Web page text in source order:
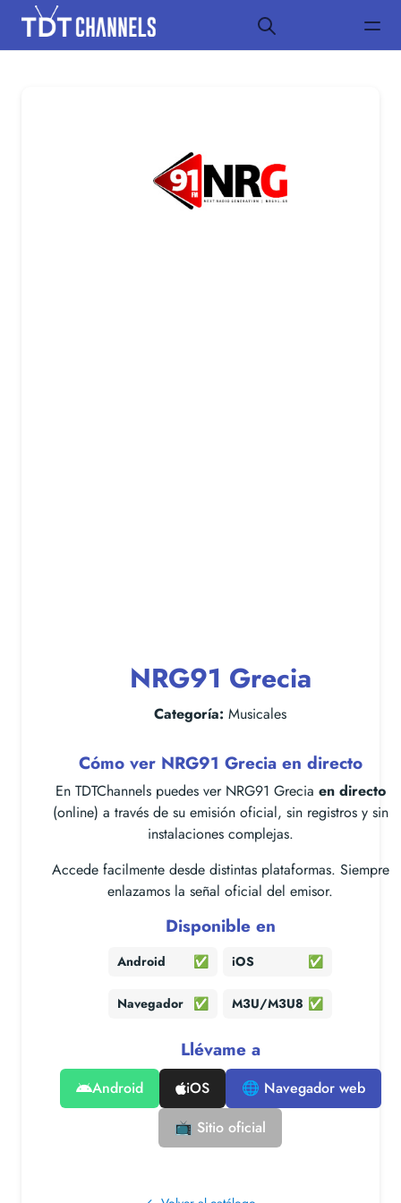
NRG91 Grecia
Categoría: Musicales
Cómo ver NRG91 Grecia en directo
En TDTChannels puedes ver NRG91 Grecia en directo
(online) a través de su emisión oficial, sin registros y sin
instalaciones complejas.
Accede facilmente desde distintas plataformas. Siempre
enlazamos la señal oficial del emisor.
Disponible en
Android ✅ iOS ✅
Navegador ✅ M3U/M3U8 ✅
Llévame a
Android iOS
🌐 Navegador web
📺 Sitio oficial